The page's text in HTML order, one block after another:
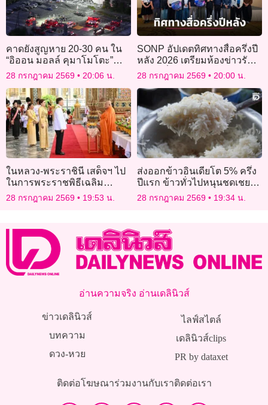
คาดยังสูญหาย 20-30 คน ใน
“อิออน มอลล์ คุมาโมโตะ”
หลังแผ่นดินไหวรุนแรง
28 กรกฎาคม 2569 20:06 น.
SONP อัปเดตทิศทางสื่อครึ่งปี
หลัง 2026 เตรียมห้องข่าวรับ
การเปลี่ยนแปลงยุค AI
28 กรกฎาคม 2569 20:00 น.
ในหลวง-พระราชินี เสด็จฯ ไป
ในการพระราชพิธีเฉลิม
พระชนมพรรษา 28 กรกฎาคม
28 กรกฎาคม 2569 19:53 น.
ส่งออกข้าวอินเดียโต 5% ครึ่ง
ปีแรก ข้าวทั่วไปหนุนชดเชย
“บาสมาติ” หด
28 กรกฎาคม 2569 19:34 น.
อ่านความจริง อ่านเดลินิวส์
ข่าวเดลินิวส์
บทความ
ดวง-หวย
ไลฟ์สไตล์
เดลินิวส์clips
PR by dataxet
ติดต่อโฆษณาร่วมงานกับเราติดต่อเรา